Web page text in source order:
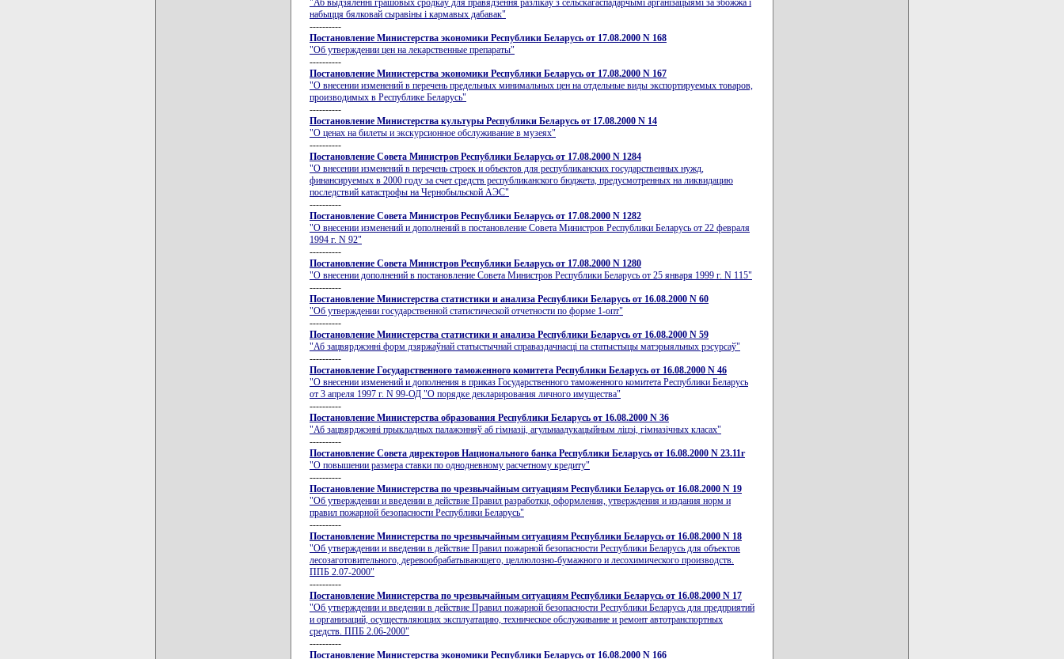
"Аб выдзяленнi грашовых сродкаў для правядзення разлiкаў з сельскагаспадарчымi арганiзацыямi за збожжа i
набыцця бялковай сыравiны i кармавых дабавак"
----------
Постановление Министерства экономики Республики Беларусь от 17.08.2000 N 168
"Об утверждении цен на лекарственные препараты"
----------
Постановление Министерства экономики Республики Беларусь от 17.08.2000 N 167
"О внесении изменений в перечень предельных минимальных цен на отдельные виды экспортируемых товаров,
производимых в Республике Беларусь"
----------
Постановление Министерства культуры Республики Беларусь от 17.08.2000 N 14
"О ценах на билеты и экскурсионное обслуживание в музеях"
----------
Постановление Совета Министров Республики Беларусь от 17.08.2000 N 1284
"О внесении изменений в перечень строек и объектов для республиканских государственных нужд,
финансируемых в 2000 году за счет средств республиканского бюджета, предусмотренных на ликвидацию
последствий катастрофы на Чернобыльской АЭС"
----------
Постановление Совета Министров Республики Беларусь от 17.08.2000 N 1282
"О внесении изменений и дополнений в постановление Совета Министров Республики Беларусь от 22 февраля
1994 г. N 92"
----------
Постановление Совета Министров Республики Беларусь от 17.08.2000 N 1280
"О внесении дополнений в постановление Совета Министров Республики Беларусь от 25 января 1999 г. N 115"
----------
Постановление Министерства статистики и анализа Республики Беларусь от 16.08.2000 N 60
"Об утверждении государственной статистической отчетности по форме 1-опт"
----------
Постановление Министерства статистики и анализа Республики Беларусь от 16.08.2000 N 59
"Аб зацвярджэннi форм дзяржаўнай статыстычнай справаздачнасцi па статыстыцы матэрыяльных рэсурсаў"
----------
Постановление Государственного таможенного комитета Республики Беларусь от 16.08.2000 N 46
"О внесении изменений и дополнения в приказ Государственного таможенного комитета Республики Беларусь
от 3 апреля 1997 г. N 99-ОД "О порядке декларирования личного имущества"
----------
Постановление Министерства образования Республики Беларусь от 16.08.2000 N 36
"Аб зацвярджэннi прыкладных палажэнняў аб гiмназii, агульнаадукацыйным лiцэi, гiмназiчных класах"
----------
Постановление Совета директоров Национального банка Республики Беларусь от 16.08.2000 N 23.11г
"О повышении размера ставки по однодневному расчетному кредиту"
----------
Постановление Министерства по чрезвычайным ситуациям Республики Беларусь от 16.08.2000 N 19
"Об утверждении и введении в действие Правил разработки, оформления, утверждения и издания норм и
правил пожарной безопасности Республики Беларусь"
----------
Постановление Министерства по чрезвычайным ситуациям Республики Беларусь от 16.08.2000 N 18
"Об утверждении и введении в действие Правил пожарной безопасности Республики Беларусь для объектов
лесозаготовительного, деревообрабатывающего, целлюлозно-бумажного и лесохимического производств.
ППБ 2.07-2000"
----------
Постановление Министерства по чрезвычайным ситуациям Республики Беларусь от 16.08.2000 N 17
"Об утверждении и введении в действие Правил пожарной безопасности Республики Беларусь для предприятий
и организаций, осуществляющих эксплуатацию, техническое обслуживание и ремонт автотранспортных
средств. ППБ 2.06-2000"
----------
Постановление Министерства экономики Республики Беларусь от 16.08.2000 N 166